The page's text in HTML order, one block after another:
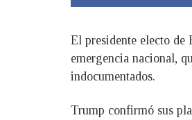
El presidente electo de
emergencia nacional,
indocumentados.
Trump confirmó sus